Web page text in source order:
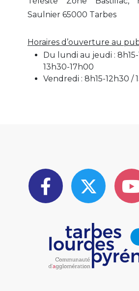
Saulnier 65000 Tarbes
Horaires d’ouverture au
Du lundi au jeudi :
13h30-17h00
Vendredi : 8h15-12h30 /